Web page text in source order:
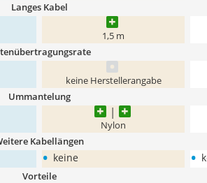
Langes Kabel
1,5 m
keine Herstellerangabe
Ummantelung
Nylon
Kabellängen
• keine •
Vorteile